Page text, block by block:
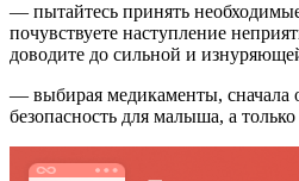
— пытайтесь принять
почувствуете наступление
доводите до сильной и
— выбирая медикаменты, сначала
безопасность для малыша, а